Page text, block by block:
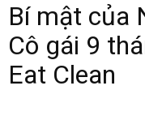
Bí mật của
Cô gái 9
Eat Clean